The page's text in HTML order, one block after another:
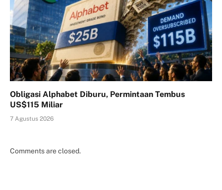
Obligasi Alphabet Diburu, Permintaan Tembus
US$115 Miliar
7 Agustus 2026
Comments are closed.